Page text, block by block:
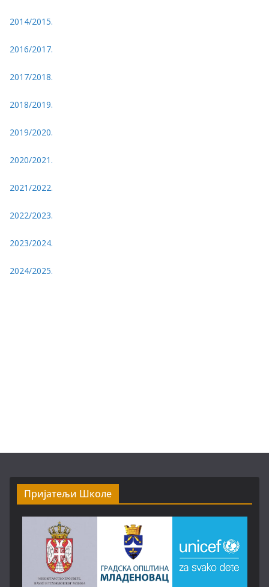
2014/2015.
2016/2017.
2017/2018.
2018/2019.
2019/2020.
2020/2021.
2021/2022.
2022/2023.
2023/2024.
2024/2025.
Пријатељи Школе